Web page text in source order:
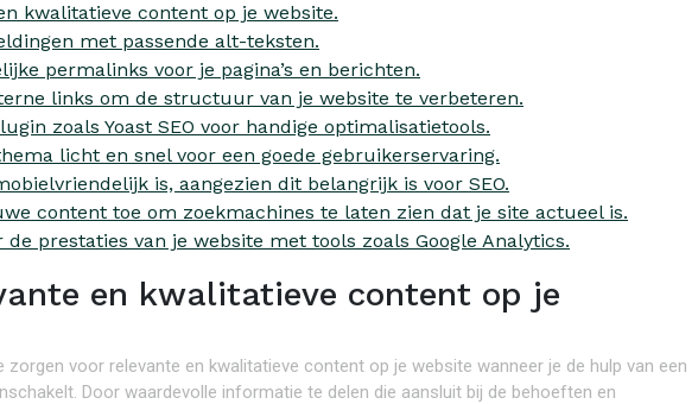
kwalitatieve content op je website.
met passende alt-teksten.
permalinks voor je pagina’s en berichten.
links om de structuur van je website te verbeteren.
zoals Yoast SEO voor handige optimalisatietools.
licht en snel voor een goede gebruikerservaring.
is, aangezien dit belangrijk is voor SEO.
content toe om zoekmachines te laten zien dat je site actueel is.
de prestaties van je website met tools zoals Google Analytics.
en kwalitatieve content op je
voor relevante en kwalitatieve content op je website wanneer je de hulp van een
Door waardevolle informatie te delen die aansluit bij de behoeften en